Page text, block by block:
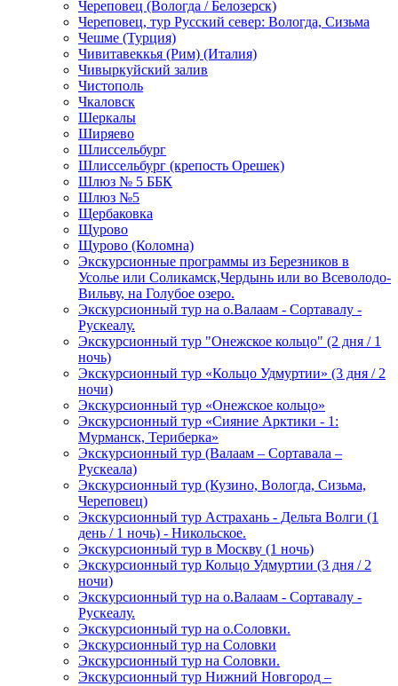
Череповец (Вологда / Белозерск)
Череповец, тур Русский север: Вологда, Сизьма
Чешме (Турция)
Чивитавеккья (Рим) (Италия)
Чивыркуйский залив
Чистополь
Чкаловск
Шеркалы
Ширяево
Шлиссельбург
Шлиссельбург (крепость Орешек)
Шлюз № 5 ББК
Шлюз №5
Щербаковка
Щурово
Щурово (Коломна)
Экскурсионные программы из Березников в
Усолье или Соликамск,Чердынь или во Всеволодо-
Вильву, на Голубое озеро.
Экскурсионный тур на о.Валаам - Сортавалу -
Рускеалу.
Экскурсионный тур "Онежское кольцо" (2 дня / 1
ночь)
Экскурсионный тур «Кольцо Удмуртии» (3 дня / 2
ночи)
Экскурсионный тур «Онежское кольцо»
Экскурсионный тур «Сияние Арктики - 1:
Мурманск, Териберка»
Экскурсионный тур (Валаам – Сортавала –
Рускеала)
Экскурсионный тур (Кузино, Вологда, Сизьма,
Череповец)
Экскурсионный тур Астрахань - Дельта Волги (1
день / 1 ночь) - Никольское.
Экскурсионный тур в Москву (1 ночь)
Экскурсионный тур Кольцо Удмуртии (3 дня / 2
ночи)
Экскурсионный тур на о.Валаам - Сортавалу -
Рускеалу.
Экскурсионный тур на о.Соловки.
Экскурсионный тур на Соловки
Экскурсионный тур на Соловки.
Экскурсионный тур Нижний Новгород –